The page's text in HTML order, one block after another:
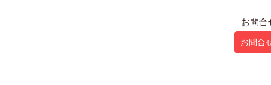
お問合
お問合